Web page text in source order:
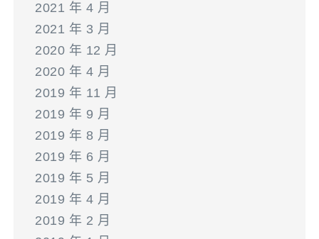
2021 年 4 月
2021 年 3 月
2020 年 12 月
2020 年 4 月
2019 年 11 月
2019 年 9 月
2019 年 8 月
2019 年 6 月
2019 年 5 月
2019 年 4 月
2019 年 2 月